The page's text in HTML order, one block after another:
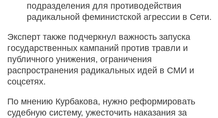
подразделения для противодействия
радикальной феминистской агрессии в Сети.
Эксперт также подчеркнул важность запуска
государственных кампаний против травли и
публичного унижения, ограничения
распространения радикальных идей в СМИ и
соцсетях.
По мнению Курбакова, нужно реформировать
судебную систему, ужесточить наказания за